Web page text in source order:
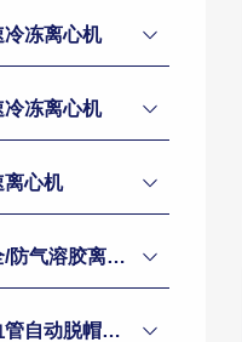
冷冻离心机
冷冻离心机
离心机
气溶胶离心机
动脱帽离心机